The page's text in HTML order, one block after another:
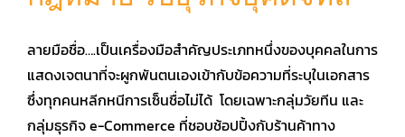
ลายมือชื่อ….เป็นเครื่องมือสำคัญประเภทหนึ่งของบุคคลในการ
แสดงเจตนาที่จะผูกพันตนเองเข้ากับข้อความที่ระบุในเอกสาร
ซึ่งทุกคนหลีกหนีการเซ็นชื่อไม่ได้ โดยเฉพาะกลุ่มวัยทีน และ
กลุ่มธุรกิจ e-Commerce ที่ชอบช้อปปิ้งกับร้านค้าทาง